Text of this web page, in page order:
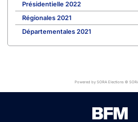
Présidentielle 2022
Régionales 2021
Départementales 2021
Powered by SORA Elections ©